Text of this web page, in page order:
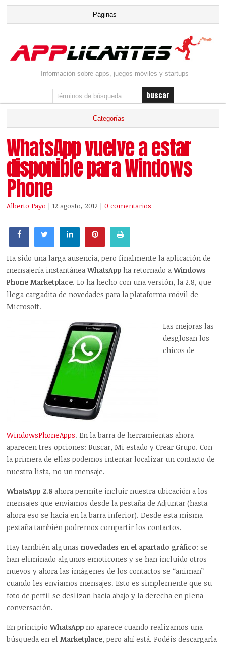
Información sobre apps, juegos móviles y startups
WhatsApp vuelve a estar
disponible para Windows
Phone
Alberto Payo | 12 agosto, 2012 |0 comentarios
Ha sido una larga ausencia, pero finalmente la aplicación de
mensajería instantáneaWhatsApp ha retornado aWindows
Phone Marketplace. Lo ha hecho con una versión, la 2.8, que
llega cargadita de novedades para la plataforma móvil de
Microsoft.
Las mejoras las
desglosan los
chicos de
WindowsPhoneApps. En la barra de herramientas ahora
aparecen tres opciones: Buscar, Mi estado y Crear Grupo. Con
la primera de ellas podemos intentar localizar un contacto de
nuestra lista, no un mensaje.
WhatsApp 2.8 ahora permite incluir nuestra ubicación a los
mensajes que enviamos desde la pestaña de Adjuntar (hasta
ahora eso se hacía en la barra inferior). Desde esta misma
pestaña también podremos compartir los contactos.
Hay también algunasnovedades en el apartado gráfico: se
han eliminado algunos emoticones y se han incluido otros
nuevos y ahora las imágenes de los contactos se “animan”
cuando les enviamos mensajes. Esto es simplemente que su
foto de perfil se deslizan hacia abajo y la derecha en plena
conversación.
En principioWhatsApp no aparece cuando realizamos una
búsqueda en elMarketplace, pero ahí está. Podéis descargarla